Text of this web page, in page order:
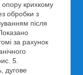
опору крихкому
обробки з
після
за рахунок
5.
дугове